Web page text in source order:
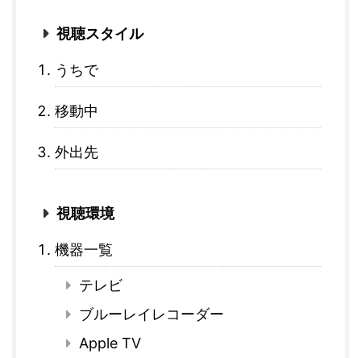
視聴スタイル
うちで
移動中
外出先
視聴環境
機器一覧
テレビ
ブルーレイレコーダー
Apple TV